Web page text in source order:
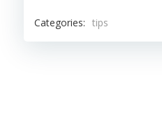
Categories: tips